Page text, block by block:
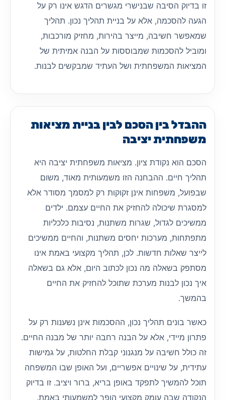
זו בדיוק הסיבה שבנישרי מגשרים הדגש אינו רק על
הגעה להסכמה, אלא על בניית תהליך נכון. תהליך
שמאפשר חשיבה, מייצר בהירות, מחזיק מורכבות,
ומוביל להסכמות שמבוססות על הבנה אמיתית של
המציאות המשפחתית ושל העתיד שמבקשים לבנות.
ההבדל בין הסכם לבין בניית מציאות
משפחתית יציבה
הסכם הוא נקודת ציון. מציאות משפחתית יציבה היא
תהליך חיים. ההבחנה הזו משמעותית מאוד, משום
שבפועל, משפחות אינן זקוקות רק למסמך מסודר אלא
למסגרת שיכולה להחזיק את החיים עצמם. ילדים
ממשיכים לגדול, שגרות משתנות, נסיבות כלכליות
מתפתחות, מערכות יחסים משתנות, והחיים ממשיכים
לייצר שאלות חדשות. לכן, תהליך מקצועי באמת אינו
מסתפק בשאלה מה נכון לכתוב היום, אלא גם בשאלה
איך נכון לבנות מערכת שתוכל להחזיק את החיים
בהמשך.
כאשר בונים תהליך נכון, ההסכמות אינן נשענות רק על
פתרון מיידי, אלא על הבנה רחבה יותר של מבנה החיים.
זה כולל חשיבה על מנגנוני קבלת החלטות, על גמישות
עתידית, על שינויים אפשריים, ועל האופן שבו המשפחה
תוכל להמשיך לתפקד באופן בריא, ברור ויציב. זו בדיוק
הנקודה שבה עומק מקצועי הופך למשמעותי באמת.